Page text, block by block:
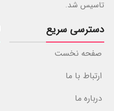
تاسیس شد.
دسترسی سریع
صفحه نخست
ارتباط با ما
درباره ما